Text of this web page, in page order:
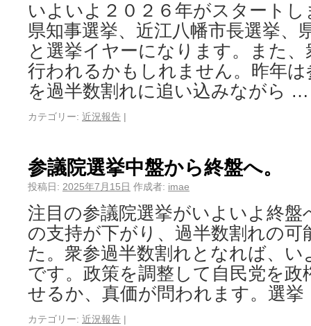
いよいよ２０２６年がスタート
県知事選挙、近江八幡市長選挙、
と選挙イヤーになります。また
行われるかもしれません。昨年
を過半数割れに追い込みながら
カテゴリー: 近況報告 |
参議院選挙中盤から終盤へ。
投稿日: 2025年7月15日 作成者: imae
注目の参議院選挙がいよいよ終盤
の支持が下がり、過半数割れの可
た。衆参過半数割れとなれば、い
です。政策を調整して自民党を
せるか、真価が問われます。選
カテゴリー: 近況報告 |